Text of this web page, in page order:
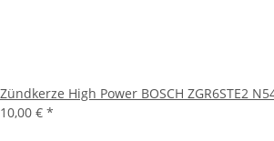
Zündkerze High Power BOSCH ZGR6STE2
10,00 € *